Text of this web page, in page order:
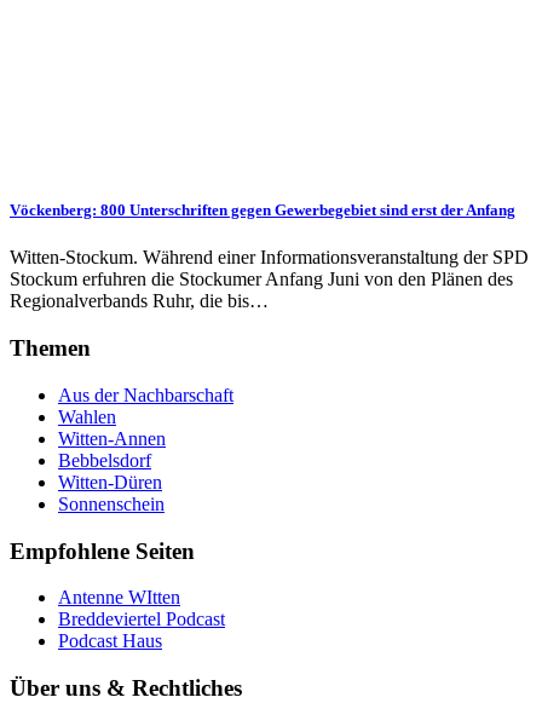
Vöckenberg: 800 Unterschriften gegen Gewerbegebiet sind erst der Anfang
Witten-Stockum. Während einer Informationsveranstaltung der SPD
Stockum erfuhren die Stockumer Anfang Juni von den Plänen des
Regionalverbands Ruhr, die bis…
Themen
Aus der Nachbarschaft
Wahlen
Witten-Annen
Bebbelsdorf
Witten-Düren
Sonnenschein
Empfohlene Seiten
Antenne WItten
Breddeviertel Podcast
Podcast Haus
Über uns & Rechtliches